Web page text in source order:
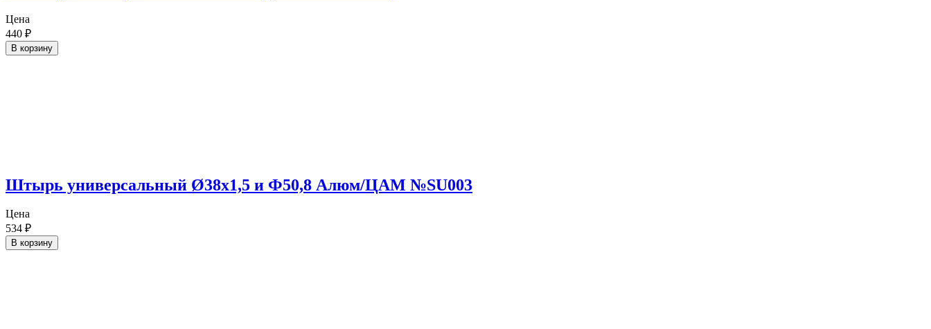
Цена
440 ₽
В корзину
Штырь универсальный Ø38х1,5 и Ф50,8 Алюм/ЦАМ №SU003
Цена
534 ₽
В корзину